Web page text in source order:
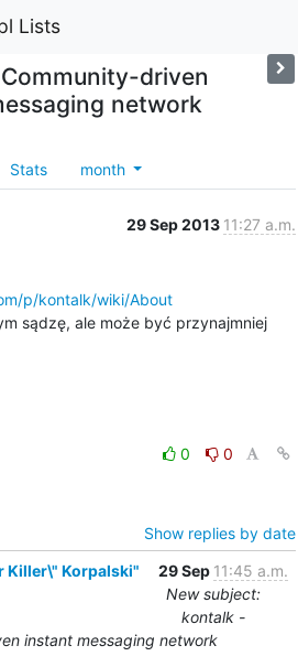
Lists
driven
network
Stats month
29 Sep 2013 11:27 a.m.
p/kontalk/wiki/About
sądzę, ale może być przynajmniej
0
0
Show replies by date
Killer\" Korpalski"
29 Sep 11:45 a.m.
New subject:
kontalk -
instant messaging network